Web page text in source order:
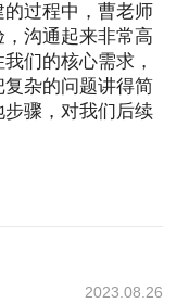
过程中，曹老师
沟通起来非常高
们的核心需求，
杂的问题讲得简
骤，对我们后续
2023.08.26